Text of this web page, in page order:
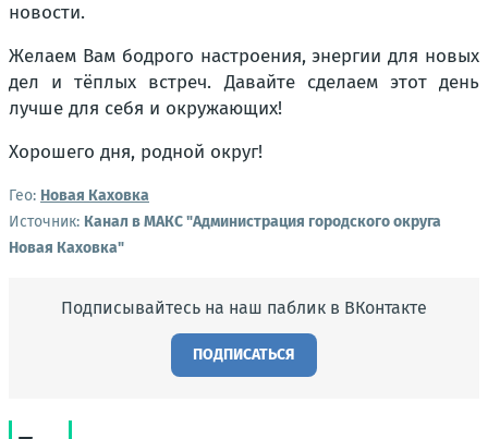
новости.
Желаем Вам бодрого настроения, энергии для новых
дел и тёплых встреч. Давайте сделаем этот день
лучше для себя и окружающих!
Хорошего дня, родной округ!
Гео: Новая Каховка
Источник: Канал в МАКС "Администрация городского округа
Новая Каховка"
Подписывайтесь на наш паблик в ВКонтакте
ПОДПИСАТЬСЯ